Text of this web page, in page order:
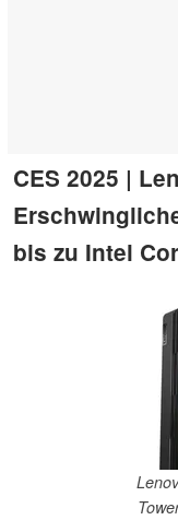
CES 2025 |
bis zu Intel